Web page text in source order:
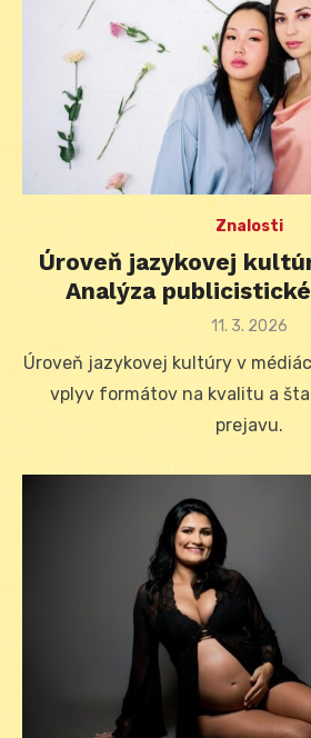
Znalosti
Úroveň jazykovej
Analýza
Posted
11. 3. 2026
Úroveň jazykovej kultúry v
vplyv formátov na kvalitu a
prejavu.